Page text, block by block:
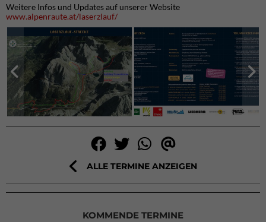
Weitere Infos und Updates auf unserer Website
www.alpenraute.at/laserzlauf/
ALLE TERMINE ANZEIGEN
KOMMENDE TERMINE